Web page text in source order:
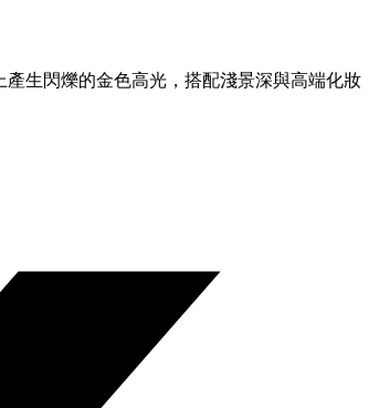
生閃爍的金色高光，搭配淺景深與高端化妝